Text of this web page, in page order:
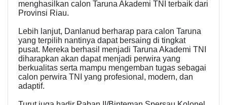
menghasilkan calon Taruna Akademi TNI terbaik dari
Provinsi Riau.
Lebih lanjut, Danlanud berharap para calon Taruna
yang terpilih nantinya dapat bersaing di tingkat
pusat. Mereka berhasil menjadi Taruna Akademi TNI
diharapkan akan dapat menjadi perwira yang
berkualitas serta mampu mengemban tugas sebagai
calon perwira TNI yang profesional, modern, dan
adaptif.